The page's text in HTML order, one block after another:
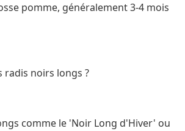
pomme, généralement 3-4 mois
radis noirs longs ?
comme le 'Noir Long d'Hiver' ou